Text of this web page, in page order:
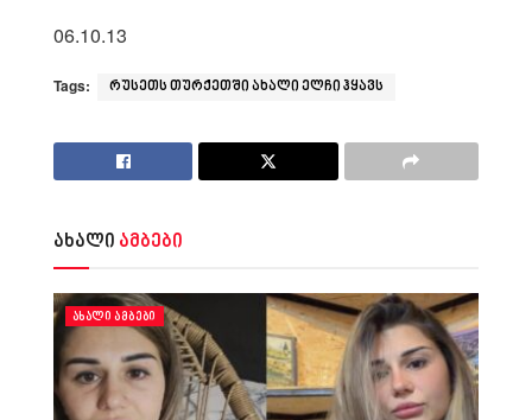
06.10.13
Tags: რუსეთს თურქეთში ახალი ელჩი ჰყავს
ახალი ამბები
ᲐᲮᲐᲚᲘ ᲐᲛᲑᲔᲑᲘ